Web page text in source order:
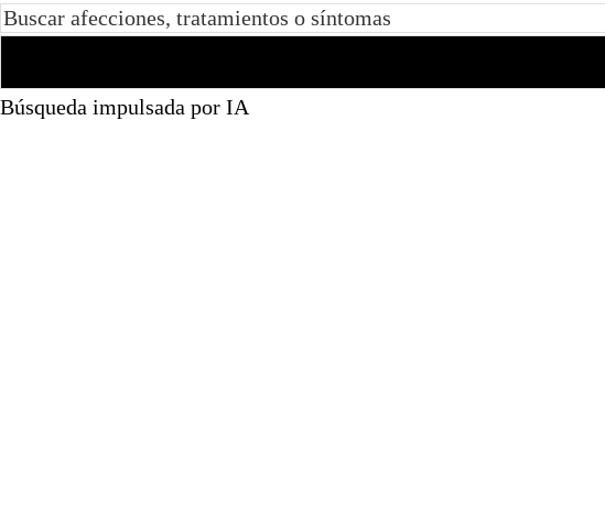
Búsqueda impulsada por IA